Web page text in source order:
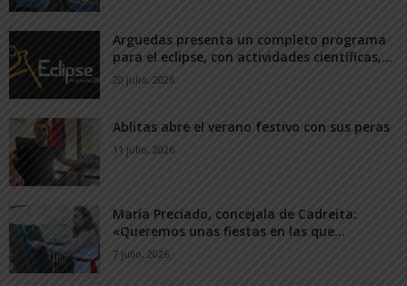
Arguedas presenta un completo programa
para el eclipse, con actividades científicas,...
20 julio, 2026
Ablitas abre el verano festivo con sus peras
11 julio, 2026
María Preciado, concejala de Cadreita:
«Queremos unas fiestas en las que...
7 julio, 2026